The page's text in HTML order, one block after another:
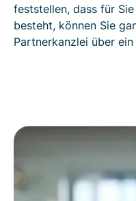
feststellen, dass für
besteht, können Sie
Partnerkanzlei über